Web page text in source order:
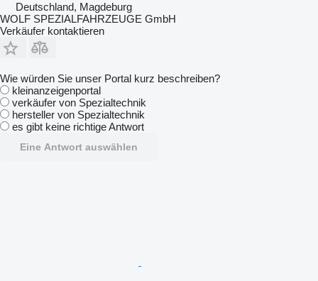
Deutschland, Magdeburg
WOLF SPEZIALFAHRZEUGE GmbH
Verkäufer kontaktieren
Wie würden Sie unser Portal kurz beschreiben?
kleinanzeigenportal
verkäufer von Spezialtechnik
hersteller von Spezialtechnik
es gibt keine richtige Antwort
Eine Antwort auswählen